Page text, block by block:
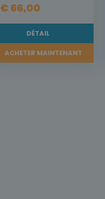
€ 66,00
DÉTAIL
ACHETER MAINTENANT